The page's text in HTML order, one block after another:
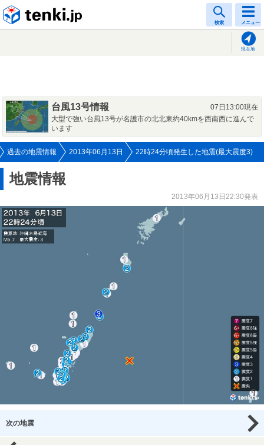
検索 メニュー
現在地
台風13号情報
07日13:00現在
大型で強い台風13号が名護市の北北東約40kmを西南西に進んで
います
過去の地震情報 2013年06月13日 22時24分頃発生した地震(最大震度3)
地震情報
2013年06月13日22:30発表
次の地震